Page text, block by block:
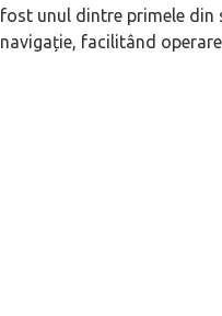
fost unul dintre primele din
navigație, facilitând